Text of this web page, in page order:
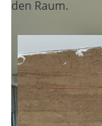
den Raum.